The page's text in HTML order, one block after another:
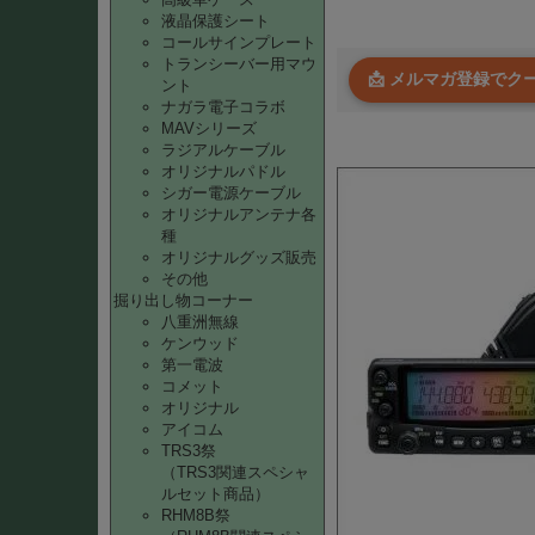
液晶保護シート
コールサインプレート
トランシーバー用マウ
ント
ナガラ電子コラボ
MAVシリーズ
ラジアルケーブル
オリジナルパドル
シガー電源ケーブル
オリジナルアンテナ各
種
オリジナルグッズ販売
その他
掘り出し物コーナー
八重洲無線
ケンウッド
第一電波
コメット
オリジナル
アイコム
TRS3祭
（TRS3関連スペシャ
ルセット商品）
RHM8B祭
📩 メルマガ登録でク